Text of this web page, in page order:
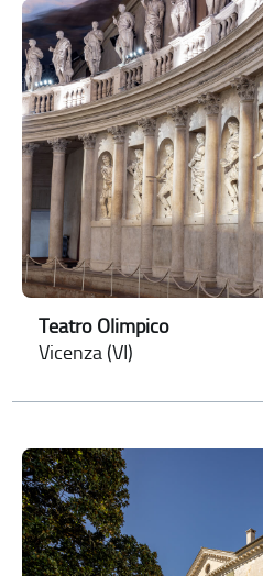
Teatro Olimpico
Vicenza (VI)